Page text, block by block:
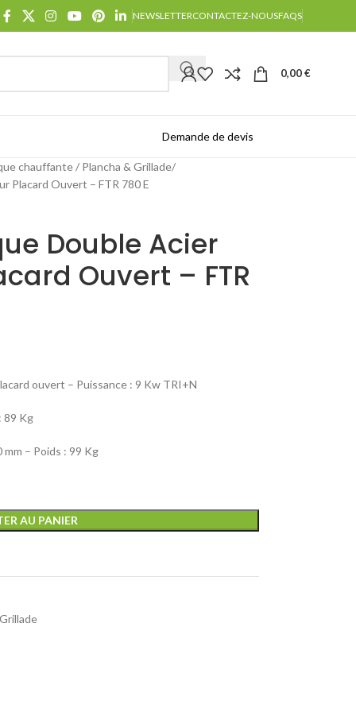
NEWSLETTERCONTACTEZ-NOUSFAQS
0,00€
Demande de devis
chauffante / Plancha & Grillade
Placard Ouvert – FTR 780 E
Double Acier
Ouvert – FTR
ouvert – Puissance : 9 Kw TRI+N
89 Kg
mm – Poids : 99 Kg
AU PANIER